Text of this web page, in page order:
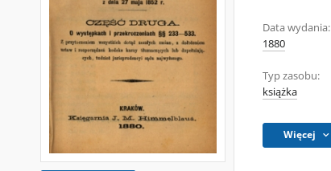
Data wydania:
1880
Typ zasobu:
książka
Więcej